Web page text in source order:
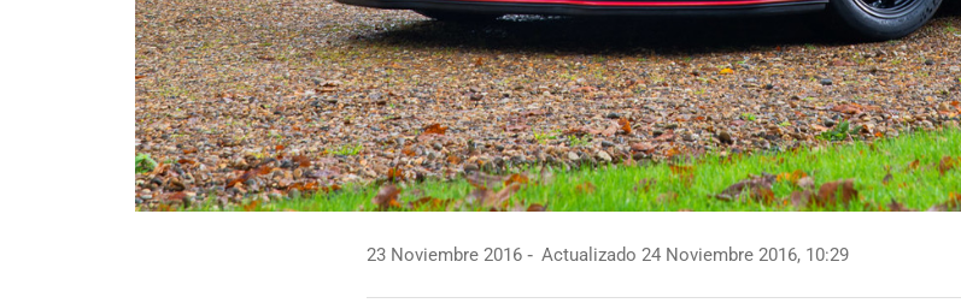
23 Noviembre 2016 Actualizado 24 Noviembre 2016, 10:29